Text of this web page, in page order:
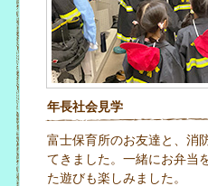
年長社会見学
富士保育所のお友達と、消
てきました。一緒にお弁当
た遊びも楽しみました。